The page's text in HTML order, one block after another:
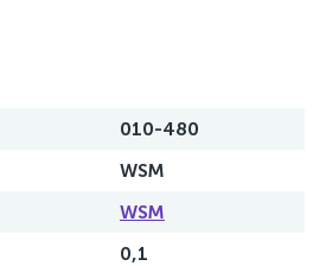
010-480
WSM
WSM
0,1